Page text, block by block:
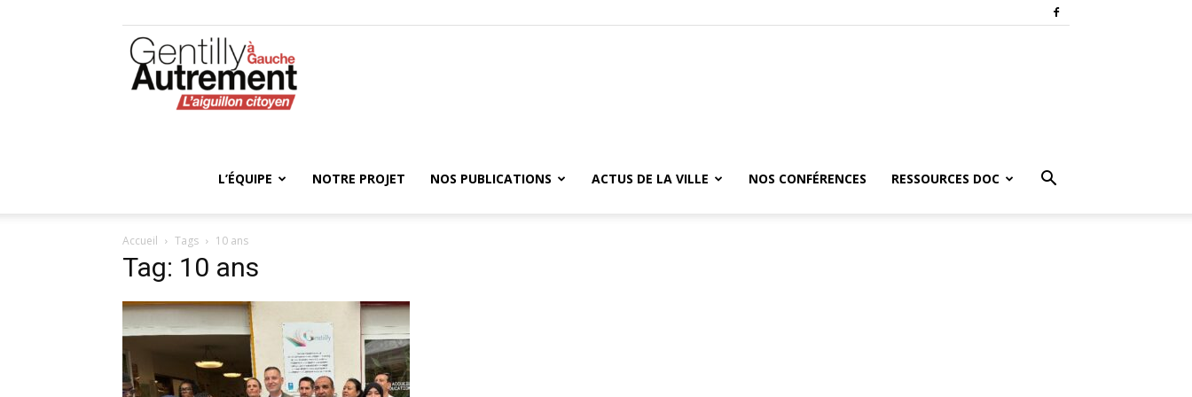
L’ÉQUIPE NOTRE PROJET NOS PUBLICATIONS ACTUS DE LA VILLE NOS CONFÉRENCES RESSOURCES DOC
Accueil Tags 10 ans
Tag: 10 ans